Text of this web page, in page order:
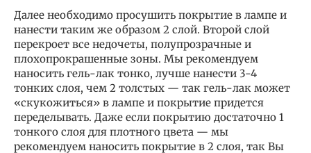
Далее необходимо просушить покрытие в лампе и
нанести таким же образом 2 слой. Второй слой
перекроет все недочеты, полупрозрачные и
плохопрокрашенные зоны. Мы рекомендуем
наносить гель-лак тонко, лучше нанести 3-4
тонких слоя, чем 2 толстых — так гель-лак может
«скукожиться» в лампе и покрытие придется
переделывать. Даже если покрытию достаточно 1
тонкого слоя для плотного цвета — мы
рекомендуем наносить покрытие в 2 слоя, так Вы